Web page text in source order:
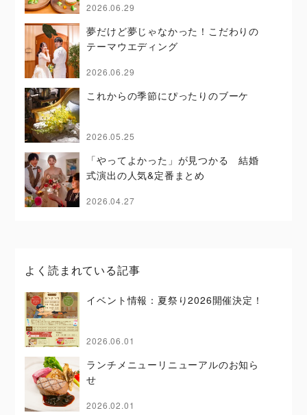
2026.06.29
夢だけど夢じゃなかった！こだわりの
テーマウエディング
2026.06.29
これからの季節にぴったりのブーケ
2026.05.25
「やってよかった」が見つかる 結婚
式演出の人気&定番まとめ
2026.04.27
よく読まれている記事
イベント情報：夏祭り2026開催決定！
2026.06.01
ランチメニューリニューアルのお知ら
せ
2026.02.01